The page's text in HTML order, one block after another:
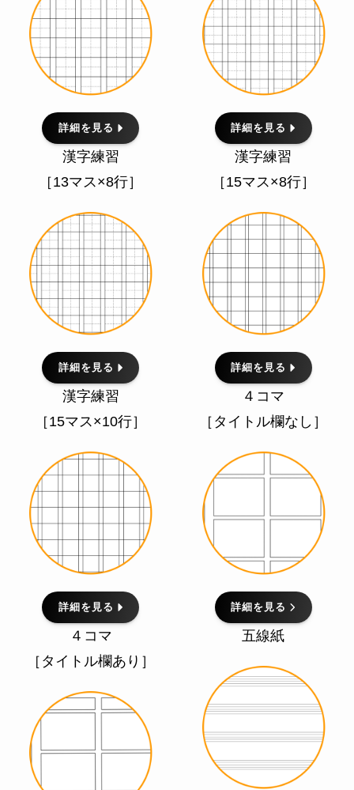
詳細を見る 詳細を見る
漢字練習
［13マス×8行］
詳細を見る
漢字練習
［15マス×8行］
詳細を見る
漢字練習
［15マス×10行］
詳細を見る
４コマ
［タイトル欄なし］
詳細を見る
４コマ
［タイトル欄あり］
五線紙